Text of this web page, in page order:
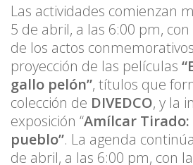
Las actividades comienzan
5 de abril, a las 6:00 pm,
de los actos
proyección de las películas
gallo pelón”, títulos que
colección de DIVEDCO, y la
exposición “Amílcar Tirado:
pueblo”. La agenda
de abril, a las 6:00 pm, con